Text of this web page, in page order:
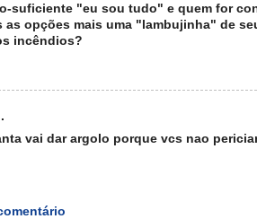
suficiente "eu sou tudo" e quem for
as opções mais uma "lambujinha" de
incêndios?
vai dar argolo porque vcs nao